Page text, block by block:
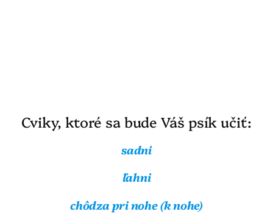
Cviky, ktoré sa bude Váš psík učiť:
sadni
ľahni
chôdza pri nohe (k nohe)